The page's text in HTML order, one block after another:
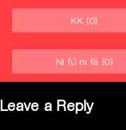
KK (0)
Ni fú ni fá (0)
Leave a Reply